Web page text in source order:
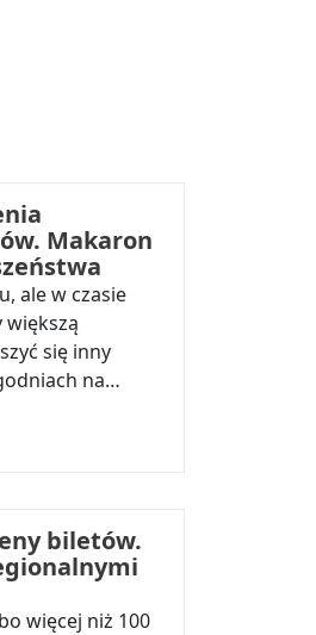
Makaron
ale w czasie
się inny
na…
biletów.
więcej niż 100